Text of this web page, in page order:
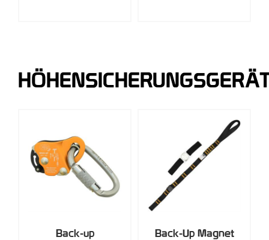
Back-up Back-Up Magnet